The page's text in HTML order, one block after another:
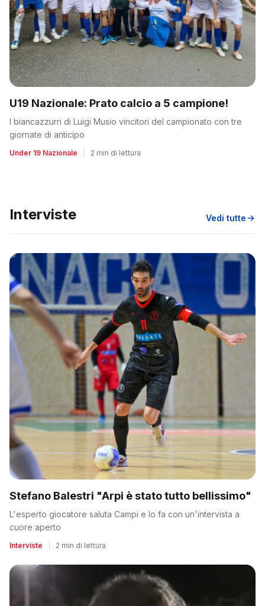
U19 Nazionale: Prato calcio a 5 campione!
I biancazzurri di Luigi Musio vincitori del campionato con tre
giornate di anticipo
Under 19 Nazionale 2 min di lettura
Interviste Vedi tutte
Stefano Balestri "Arpi è stato tutto bellissimo"
L'esperto giocatore saluta Campi e lo fa con un'intervista a
cuore aperto
Interviste 2 min di lettura